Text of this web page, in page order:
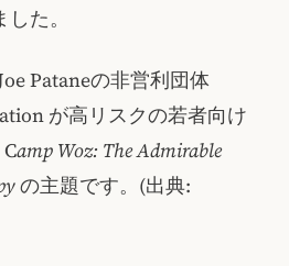
た。
Pataneの非営利団体
が高リスクの若者向け
amp Woz: The Admirable
の主題です。(出典: